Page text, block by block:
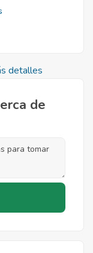
detalles
de